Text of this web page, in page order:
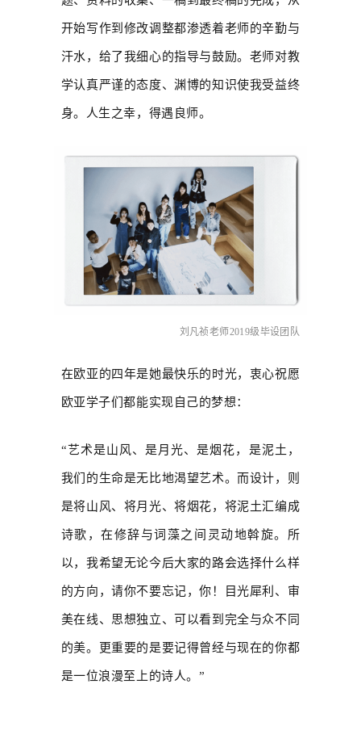
开始写作到修改调整都渗透着老师的辛勤与
汗水，给了我细心的指导与鼓励。老师对教
学认真严谨的态度、渊博的知识使我受益终
身。人生之幸，得遇良师。
刘凡祯老师2019级毕设团队
在欧亚的四年是她最快乐的时光，衷心祝愿
欧亚学子们都能实现自己的梦想：
“艺术是山风、是月光、是烟花，是泥土，
我们的生命是无比地渴望艺术。而设计，则
是将山风、将月光、将烟花，将泥土汇编成
诗歌，在修辞与词藻之间灵动地斡旋。所
以，我希望无论今后大家的路会选择什么样
的方向，请你不要忘记，你！目光犀利、审
美在线、思想独立、可以看到完全与众不同
的美。更重要的是要记得曾经与现在的你都
是一位浪漫至上的诗人。”